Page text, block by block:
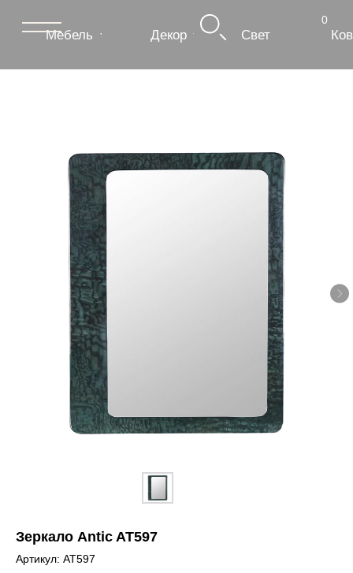
Мебель
Зеркало Antic AT597
Артикул: AT597